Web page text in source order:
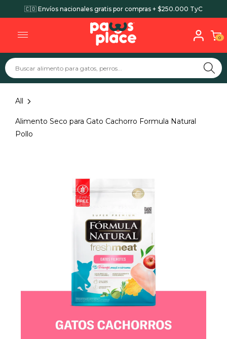
🇨🇴 Envíos nacionales gratis por compras + $250.000 TyC
0
All
Alimento Seco para Gato Cachorro Formula Natural
Pollo